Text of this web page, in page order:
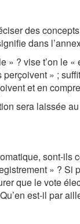
des
dans
? vise t’on le
» ;
et en
sera laissée
sont-ils
» ? Si
que le vote
est-il par